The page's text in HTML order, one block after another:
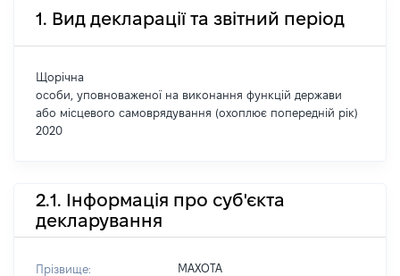
1. Вид декларації та звітний період
Щорічна
особи, уповноваженої на виконання функцій держави
або місцевого самоврядування (охоплює попередній рік)
2020
2.1. Інформація про суб'єкта
декларування
Прізвище: МАХОТА